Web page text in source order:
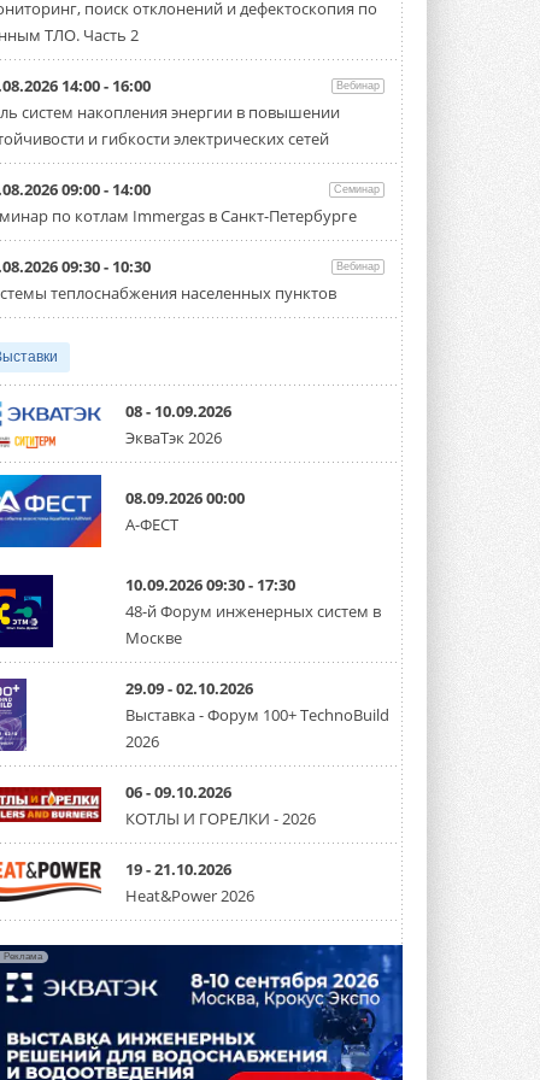
флагманский чиллер AquaEdge
19XR
Чиллер получил новую версию,
работающую на хладагенте R1234ze ...
31 ИЮЛЯ 2026
Mitsubishi расширяет
направление систем
Mitsubishi Electric создаёт в США новую
компанию MEHITS US Inc. ...
США запретили использование
иностранных инверторов
28 июля 2026 года Федеральная
Уже через месяц в России
можно будет устанавливать
солнечные панели в МКД
микрогенерацию в многоквартирных ...
30 ИЮЛЯ 2026
двигателями Sysimple TRS EC
Poti
Новинка от Системэйр —
прямоугольный канальный ...
30 ИЮЛЯ 2026
Краска для окон: как выбрать
состав, который не
растрескается после первой
зимы
Частые вопросы о краске для окон ...
30 ИЮЛЯ 2026
СИЭНПИ РУС представила
новую серию консольных
насосов NM
помогает снизить энергопотребление ...
30 ИЮЛЯ 2026
Группа «Теплолюкс» открыла
новую производственную
площадку
Открытие нового завода состоялось
сегодня в Мытищах ...
поиск отклонений и дефектоскопия по
ТЛО. Часть 2
14:00 - 16:00 Вебинар
систем накопления энергии в повышении
и гибкости электрических сетей
09:00 - 14:00 Семинар
по котлам Immergas в Санкт-Петербурге
09:30 - 10:30 Вебинар
теплоснабжения населенных пунктов
08 - 10.09.2026
ЭкваТэк 2026
08.09.2026 00:00
А-ФЕСТ
10.09.2026 09:30 - 17:30
48-й Форум инженерных систем в
Москве
29.09 - 02.10.2026
Выставка - Форум 100+ TechnoBuild
2026
06 - 09.10.2026
КОТЛЫ И ГОРЕЛКИ - 2026
19 - 21.10.2026
Heat&Power 2026
Реклама